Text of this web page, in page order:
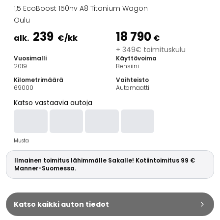
Farmariautot
Kaupunkiautot
Vetoautot
Hyötyajoneuvot
Huutokauppa-autot
Edulliset autot
Automerkit
BMW
Kia
Mercedes-Benz
Polestar
Skoda
Tesla
Toyota
Volkswagen
1,5 EcoBoost 150hv A8 Titanium Wagon
Oulu
alk. 239 €/kk 18 790 €
+ 349€ toimituskulu
Vuosimalli
2019
Käyttövoima
Bensiini
Kilometrimäärä
69000
Vaihteisto
Automaatti
Katso vastaavia autoja
Musta
Ilmainen toimitus lähimmälle Sakalle! Kotiintoimitus 99 €
Manner-Suomessa.
Katso kaikki auton tiedot